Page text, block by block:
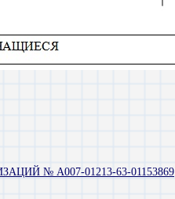
№ А007-01213-63-01153869